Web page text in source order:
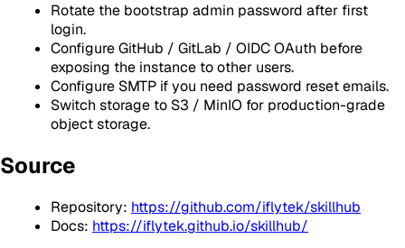
Rotate the bootstrap admin password after first
login.
Configure GitHub / GitLab / OIDC OAuth before
exposing the instance to other users.
Configure SMTP if you need password reset emails.
Switch storage to S3 / MinIO for production-grade
object storage.
Source
Repository: https://github.com/iflytek/skillhub
Docs: https://iflytek.github.io/skillhub/